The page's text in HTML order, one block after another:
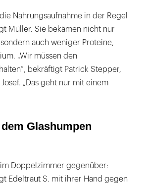
Nahrungsaufnahme in der Regel
Müller. Sie bekämen nicht nur
auch weniger Proteine,
„Wir müssen den
bekräftigt Patrick Stepper,
„Das geht nur mit einem
Glashumpen
Doppelzimmer gegenüber:
Edeltraut S. mit ihrer Hand gegen